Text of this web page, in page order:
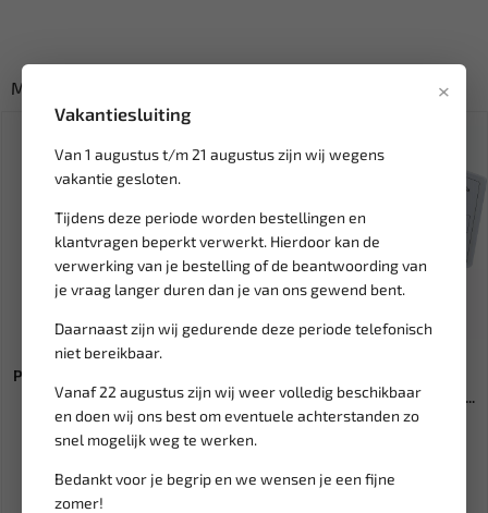
×
Vakantiesluiting
Van 1 augustus t/m 21 augustus zijn wij wegens
vakantie gesloten.
Tijdens deze periode worden bestellingen en
klantvragen beperkt verwerkt. Hierdoor kan de
verwerking van je bestelling of de beantwoording van
je vraag langer duren dan je van ons gewend bent.
Daarnaast zijn wij gedurende deze periode telefonisch
niet bereikbaar.
Vanaf 22 augustus zijn wij weer volledig beschikbaar
en doen wij ons best om eventuele achterstanden zo
snel mogelijk weg te werken.
Bedankt voor je begrip en we wensen je een fijne
zomer!
Misschien ook interessant:
Leverbaar
PRESTO POLIJSTPASTA TUBE 70
GR 603192
4,91
Ex. btw: € 4,06
speednuts assortiment 170-d...
Ex. btw: € 10,11